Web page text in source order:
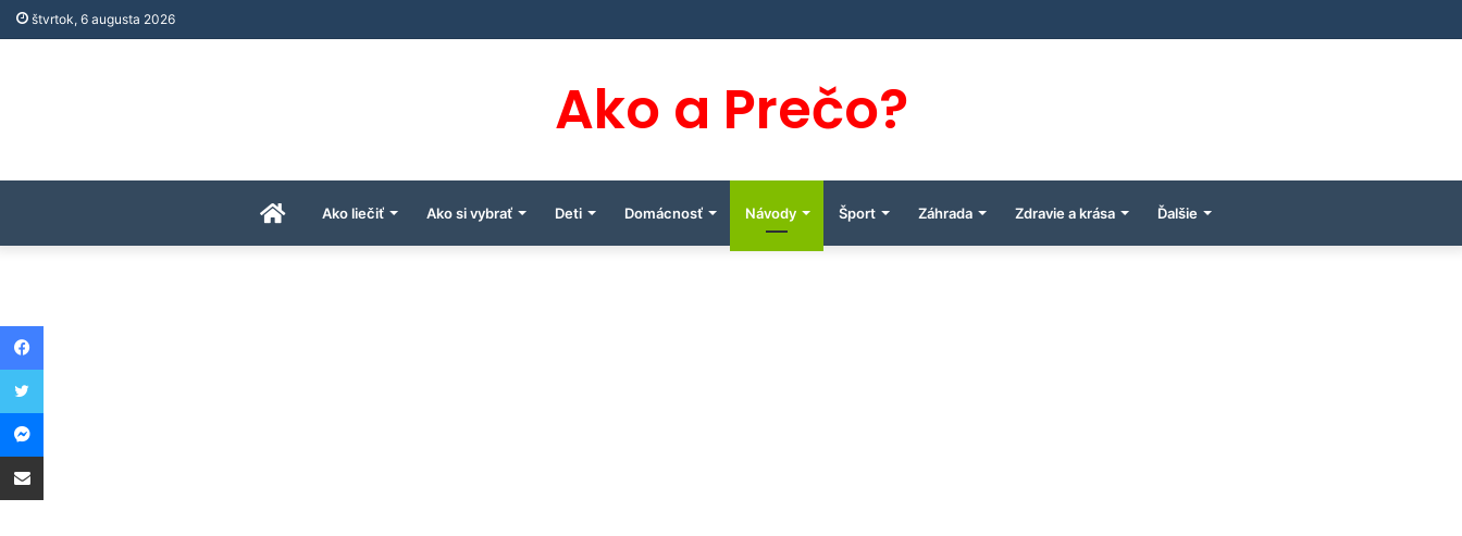
štvrtok, 6 augusta 2026
Ako a Prečo?
ÚvodnáAko liečiť Ako si vybrať Deti Domácnosť Návody Šport Záhrada Zdravie a krása Ďalšie
Facebook
Twitter
Messenger
Share via Email